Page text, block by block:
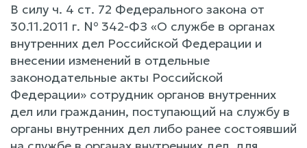
В силу ч. 4 ст. 72 Федерального закона от
30.11.2011 г. № 342-ФЗ «О службе в органах
внутренних дел Российской Федерации и
внесении изменений в отдельные
законодательные акты Российской
Федерации» сотрудник органов внутренних
дел или гражданин, поступающий на службу в
органы внутренних дел либо ранее состоявший